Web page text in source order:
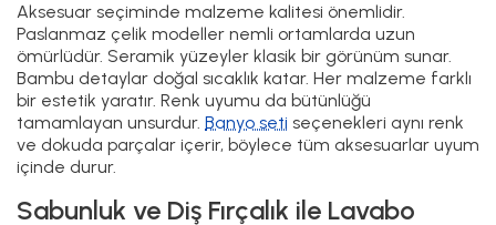
Aksesuar seçiminde malzeme kalitesi önemlidir.
Paslanmaz çelik modeller nemli ortamlarda uzun
ömürlüdür. Seramik yüzeyler klasik bir görünüm sunar.
Bambu detaylar doğal sıcaklık katar. Her malzeme farklı
bir estetik yaratır. Renk uyumu da bütünlüğü
tamamlayan unsurdur. Banyo seti seçenekleri aynı renk
ve dokuda parçalar içerir, böylece tüm aksesuarlar uyum
içinde durur.
Sabunluk ve Diş Fırçalık ile Lavabo